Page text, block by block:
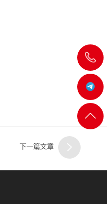
飞
机
客服
返回
下一篇文章